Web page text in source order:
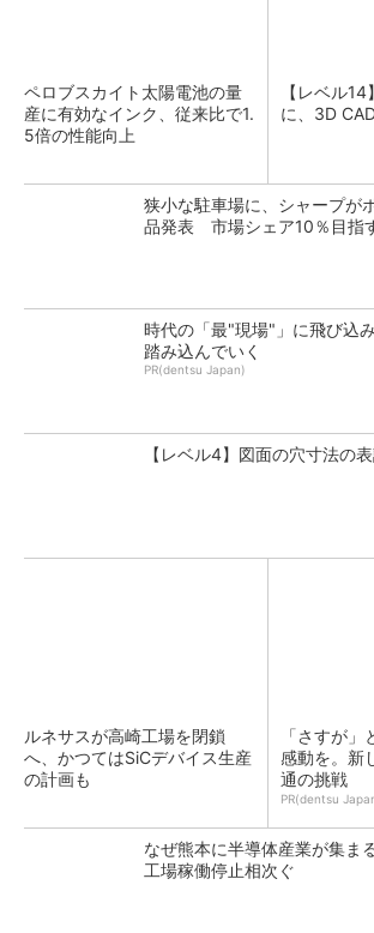
ペロブスカイト太陽電池の量
産に有効なインク、従来比で1.
5倍の性能向上
【レベル
に、3D
狭小な駐車場に、シャープが
品発表 市場シェア10％目指
時代の「最"現場"」に飛び込
踏み込んでいく
PR(dentsu Japan)
【レベル4】図面の穴寸法の
ルネサスが高崎工場を閉鎖
へ、かつてはSiCデバイス生産
の計画も
「さすが
感動を。新
通の挑戦
PR(dentsu
なぜ熊本に半導体産業が集
工場稼働停止相次ぐ